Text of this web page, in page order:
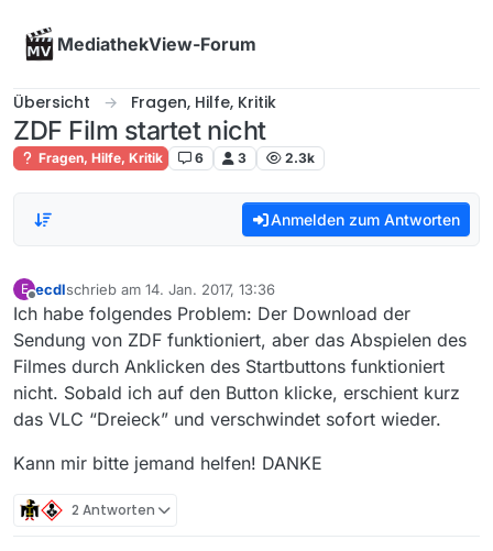
MediathekView-Forum
Übersicht Fragen, Hilfe, Kritik
ZDF Film startet nicht
Fragen, Hilfe, Kritik 6 3 2.3k
Anmelden zum Antworten
E
Offline
ecdlschrieb am 14. Jan. 2017, 13:36
zuletzt editiert von
Ich habe folgendes Problem: Der Download der
Sendung von ZDF funktioniert, aber das Abspielen des
Filmes durch Anklicken des Startbuttons funktioniert
nicht. Sobald ich auf den Button klicke, erschient kurz
das VLC “Dreieck” und verschwindet sofort wieder.
Kann mir bitte jemand helfen! DANKE
2 Antworten